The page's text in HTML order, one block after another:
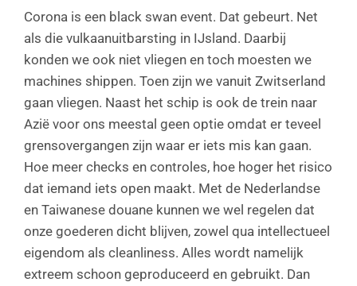
Corona is een black swan event. Dat gebeurt. Net
als die vulkaanuitbarsting in IJsland. Daarbij
konden we ook niet vliegen en toch moesten we
machines shippen. Toen zijn we vanuit Zwitserland
gaan vliegen. Naast het schip is ook de trein naar
Azië voor ons meestal geen optie omdat er teveel
grensovergangen zijn waar er iets mis kan gaan.
Hoe meer checks en controles, hoe hoger het risico
dat iemand iets open maakt. Met de Nederlandse
en Taiwanese douane kunnen we wel regelen dat
onze goederen dicht blijven, zowel qua intellectueel
eigendom als cleanliness. Alles wordt namelijk
extreem schoon geproduceerd en gebruikt. Dan